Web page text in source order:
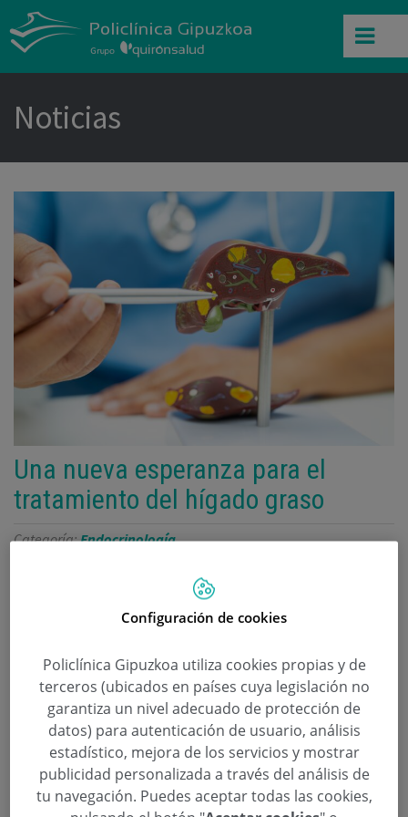
Noticias
Una nueva esperanza para el
tratamiento del hígado graso
Categoría:Endocrinología
“El hígado graso es una enfermedad silenciosa,
que necesita un tratamiento personalizado”,
explica Alfredo Yoldi, endocrinólogo de
Policlínica Gipuzkoa.
El hígado graso, una enfermedad silenciosa pero
cada vez más común, podría tener un nuevo aliado
en su tratamiento: los nuevos fármacos contra la
obesidad.Alfredo Yoldi, endocrinólogo de
Configuración de cookies
Policlínica Gipuzkoa utiliza cookies propias y de
terceros (ubicados en países cuya legislación no
garantiza un nivel adecuado de protección de
datos) para autenticación de usuario, análisis
estadístico, mejora de los servicios y mostrar
publicidad personalizada a través del análisis de
tu navegación. Puedes aceptar todas las cookies,